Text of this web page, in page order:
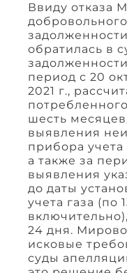
Ввиду отказа
обратилась в
период с 20
2021 г.,
шесть
выявления
прибора учета
а также за
выявления
до даты
учета газа (по
24 дня.
исковые
суды